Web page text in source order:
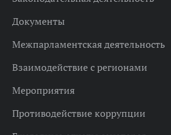
Документы
Межпарламентская деятельность
Взаимодействие с регионами
Мероприятия
Противодействие коррупции